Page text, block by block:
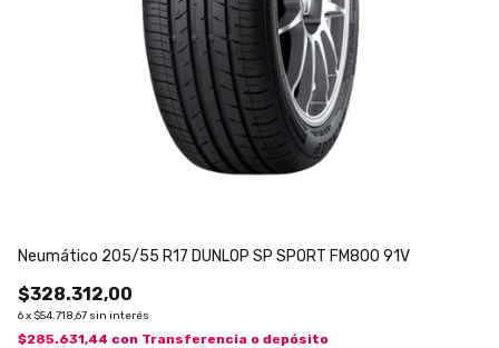
Neumático 205/55 R17 DUNLOP SP SPORT FM800 91V
$328.312,00
6x $54.718,67 sin interés
$285.631,44 con Transferencia o depósito